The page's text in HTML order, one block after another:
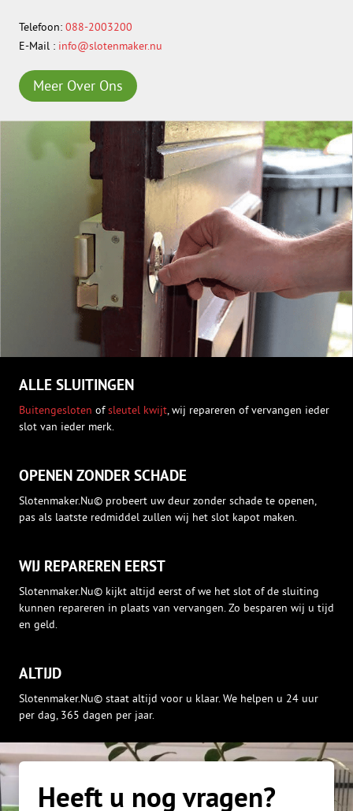
Telefoon: 088-2003200
E-Mail : info@slotenmaker.nu
Meer Over Ons
ALLE SLUITINGEN
Buitengesloten ofsleutel kwijt, wij repareren of vervangen ieder
slot van ieder merk.
OPENEN ZONDER SCHADE
Slotenmaker.Nu© probeert uw deur zonder schade te openen,
pas als laatste redmiddel zullen wij het slot kapot maken.
WIJ REPAREREN EERST
Slotenmaker.Nu© kijkt altijd eerst of we het slot of de sluiting
kunnen repareren in plaats van vervangen. Zo besparen wij u tijd
en geld.
ALTIJD
Slotenmaker.Nu© staat altijd voor u klaar. We helpen u 24 uur
per dag, 365 dagen per jaar.
Heeft u nog vragen?